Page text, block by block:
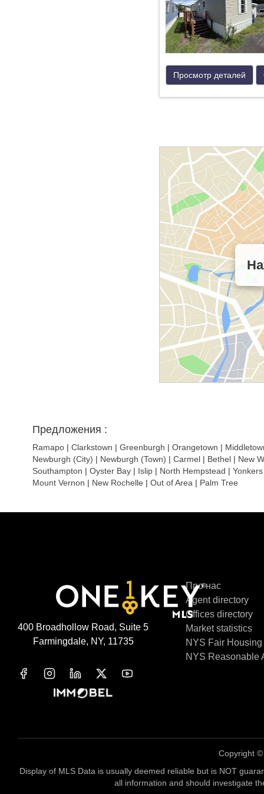
Просмотр деталей
Предложения :
Ramapo | Clarkstown | Greenburgh | Orangetown |
Newburgh (City) | Newburgh (Town) | Carmel | Bethel | New
Southampton | Oyster Bay | Islip | North Hempstead | Yonkers
Mount Vernon | New Rochelle | Out of Area | Palm Tree
400 Broadhollow Road, Suite 5
Farmingdale, NY, 11735
Про нас
Agent directory
Offices directory
Market statistics
NYS Fair
NYS Reasonable
Copyright
Display of MLS Data is usually deemed reliable but is NOT
all information and should investigate